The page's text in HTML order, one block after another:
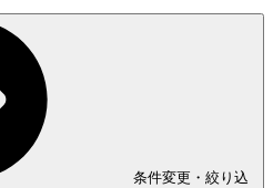
条件変更・絞り込